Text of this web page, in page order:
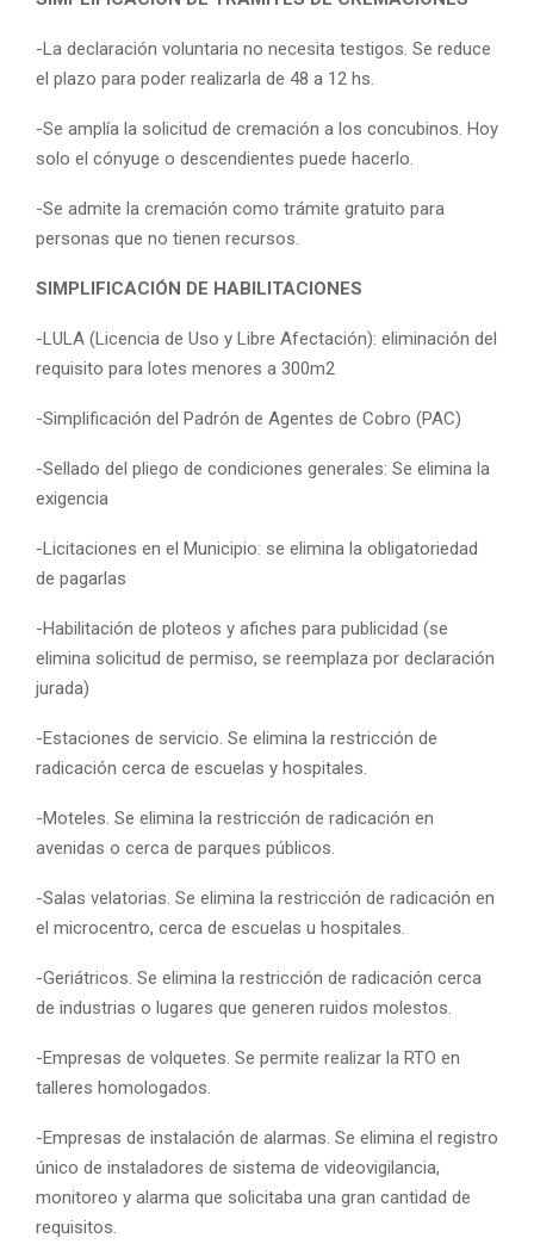
-La declaración voluntaria no necesita testigos. Se reduce
el plazo para poder realizarla de 48 a 12 hs.
-Se amplía la solicitud de cremación a los concubinos. Hoy
solo el cónyuge o descendientes puede hacerlo.
-Se admite la cremación como trámite gratuito para
personas que no tienen recursos.
SIMPLIFICACIÓN DE HABILITACIONES
-LULA (Licencia de Uso y Libre Afectación): eliminación del
requisito para lotes menores a 300m2
-Simplificación del Padrón de Agentes de Cobro (PAC)
-Sellado del pliego de condiciones generales: Se elimina la
exigencia
-Licitaciones en el Municipio: se elimina la obligatoriedad
de pagarlas
-Habilitación de ploteos y afiches para publicidad (se
elimina solicitud de permiso, se reemplaza por declaración
jurada)
-Estaciones de servicio. Se elimina la restricción de
radicación cerca de escuelas y hospitales.
-Moteles. Se elimina la restricción de radicación en
avenidas o cerca de parques públicos.
-Salas velatorias. Se elimina la restricción de radicación en
el microcentro, cerca de escuelas u hospitales.
-Geriátricos. Se elimina la restricción de radicación cerca
de industrias o lugares que generen ruidos molestos.
-Empresas de volquetes. Se permite realizar la RTO en
talleres homologados.
-Empresas de instalación de alarmas. Se elimina el registro
único de instaladores de sistema de videovigilancia,
monitoreo y alarma que solicitaba una gran cantidad de
requisitos.